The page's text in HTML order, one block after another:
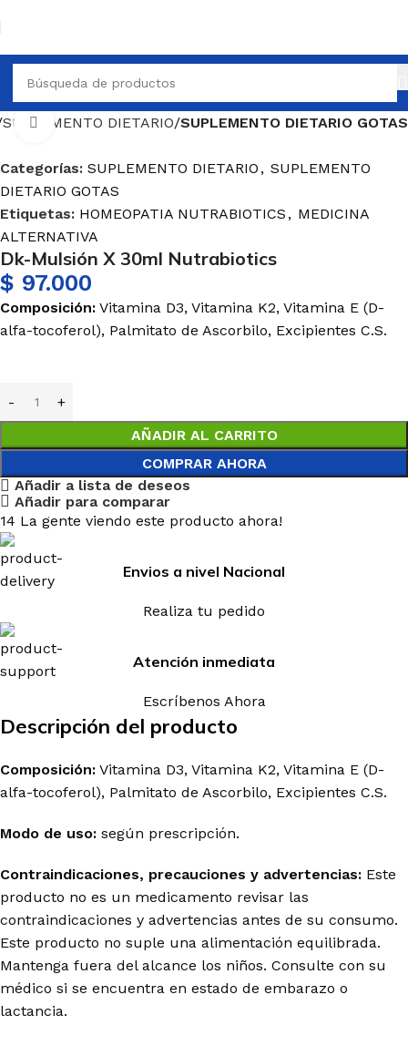
SUPLEMENTO DIETARIO SUPLEMENTO DIETARIO GOTAS
Haga Click para agrandar
Categorías: SUPLEMENTO DIETARIO , SUPLEMENTO
DIETARIO GOTAS
Etiquetas: HOMEOPATIA NUTRABIOTICS , MEDICINA
ALTERNATIVA
Dk-Mulsión X 30ml Nutrabiotics
$ 97.000
Composición: Vitamina D3, Vitamina K2, Vitamina E (D-
alfa-tocoferol), Palmitato de Ascorbilo, Excipientes C.S.
AÑADIR AL CARRITO
COMPRAR AHORA
Añadir a lista de deseos
Añadir para comparar
14 La gente viendo este producto ahora!
Envios a nivel Nacional
Realiza tu pedido
Atención inmediata
Escríbenos Ahora
Descripción del producto
Composición: Vitamina D3, Vitamina K2, Vitamina E (D-
alfa-tocoferol), Palmitato de Ascorbilo, Excipientes C.S.
Modo de uso: según prescripción.
Contraindicaciones, precauciones y advertencias: Este
producto no es un medicamento revisar las
contraindicaciones y advertencias antes de su consumo.
Este producto no suple una alimentación equilibrada.
Mantenga fuera del alcance los niños. Consulte con su
médico si se encuentra en estado de embarazo o
lactancia.